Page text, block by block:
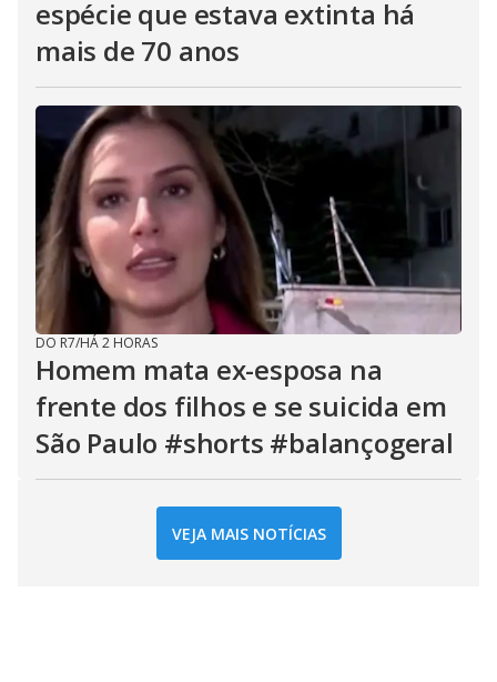
espécie que estava extinta há
mais de 70 anos
DO R7/HÁ 2 HORAS
Homem mata ex-esposa na
frente dos filhos e se suicida em
São Paulo #shorts #balançogeral
VEJA MAIS NOTÍCIAS